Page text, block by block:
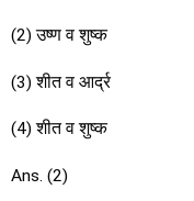
(2) उष्ण व शुष्क
(3) शीत व आर्द्र
(4) शीत व शुष्क
Ans. (2)